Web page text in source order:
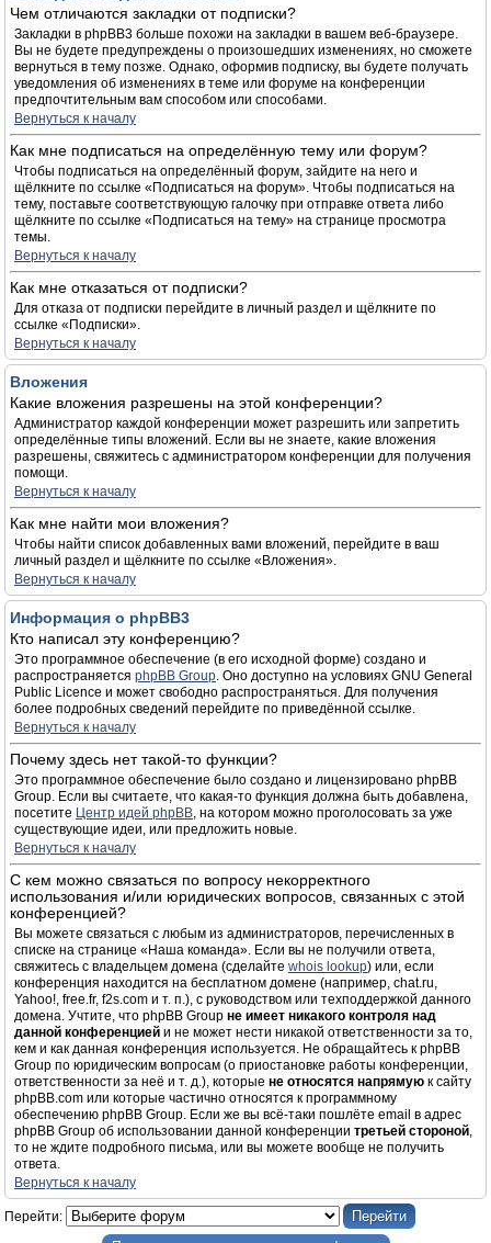
Чем отличаются закладки от подписки?
Закладки в phpBB3 больше похожи на закладки в вашем веб-браузере.
Вы не будете предупреждены о произошедших изменениях, но сможете
вернуться в тему позже. Однако, оформив подписку, вы будете получать
уведомления об изменениях в теме или форуме на конференции
предпочтительным вам способом или способами.
Вернуться к началу
Как мне подписаться на определённую тему или форум?
Чтобы подписаться на определённый форум, зайдите на него и
щёлкните по ссылке «Подписаться на форум». Чтобы подписаться на
тему, поставьте соответствующую галочку при отправке ответа либо
щёлкните по ссылке «Подписаться на тему» на странице просмотра
темы.
Вернуться к началу
Как мне отказаться от подписки?
Для отказа от подписки перейдите в личный раздел и щёлкните по
ссылке «Подписки».
Вернуться к началу
Вложения
Какие вложения разрешены на этой конференции?
Администратор каждой конференции может разрешить или запретить
определённые типы вложений. Если вы не знаете, какие вложения
разрешены, свяжитесь с администратором конференции для получения
помощи.
Вернуться к началу
Как мне найти мои вложения?
Чтобы найти список добавленных вами вложений, перейдите в ваш
личный раздел и щёлкните по ссылке «Вложения».
Вернуться к началу
Информация о phpBB3
Кто написал эту конференцию?
Это программное обеспечение (в его исходной форме) создано и
распространяется phpBB Group. Оно доступно на условиях GNU General
Public Licence и может свободно распространяться. Для получения
более подробных сведений перейдите по приведённой ссылке.
Вернуться к началу
Почему здесь нет такой-то функции?
Это программное обеспечение было создано и лицензировано phpBB
Group. Если вы считаете, что какая-то функция должна быть добавлена,
посетите Центр идей phpBB, на котором можно проголосовать за уже
существующие идеи, или предложить новые.
Вернуться к началу
С кем можно связаться по вопросу некорректного
использования и/или юридических вопросов, связанных с этой
конференцией?
Вы можете связаться с любым из администраторов, перечисленных в
списке на странице «Наша команда». Если вы не получили ответа,
свяжитесь с владельцем домена (сделайте whois lookup) или, если
конференция находится на бесплатном домене (например, chat.ru,
Yahoo!, free.fr, f2s.com и т. п.), с руководством или техподдержкой данного
домена. Учтите, что phpBB Group не имеет никакого контроля над
данной конференцией и не может нести никакой ответственности за то,
кем и как данная конференция используется. Не обращайтесь к phpBB
Group по юридическим вопросам (о приостановке работы конференции,
ответственности за неё и т. д.), которые не относятся напрямую к сайту
phpBB.com или которые частично относятся к программному
обеспечению phpBB Group. Если же вы всё-таки пошлёте email в адрес
phpBB Group об использовании данной конференции третьей стороной,
то не ждите подробного письма, или вы можете вообще не получить
ответа.
Вернуться к началу
Перейти: